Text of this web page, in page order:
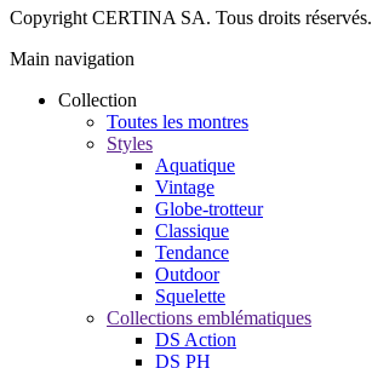
Copyright CERTINA SA. Tous droits réservés.
Main navigation
Collection
Toutes les montres
Styles
Aquatique
Vintage
Globe-trotteur
Classique
Tendance
Outdoor
Squelette
Collections emblématiques
DS Action
DS PH